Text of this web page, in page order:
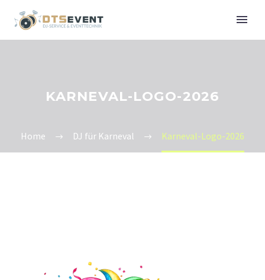
KARNEVAL-LOGO-2026
Home DJ für Karneval Karneval-Logo-2026